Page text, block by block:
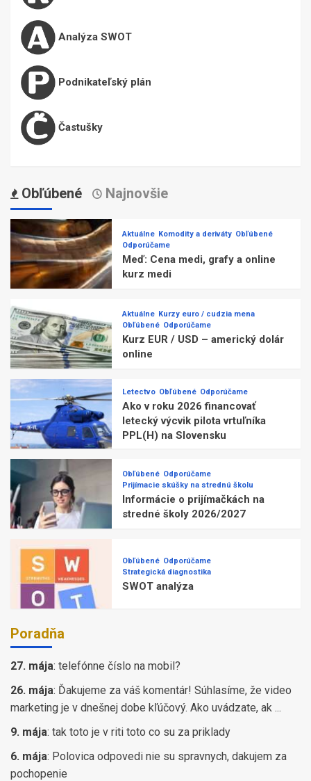
Analýza SWOT
Podnikateľský plán
Častušky
Obľúbené Najnovšie
Aktuálne Komodity a deriváty Obľúbené
Odporúčame
Meď: Cena medi, grafy a online
kurz medi
Aktuálne Kurzy euro / cudzia mena
Obľúbené Odporúčame
Kurz EUR / USD – americký dolár
online
Letectvo Obľúbené Odporúčame
Ako v roku 2026 financovať
letecký výcvik pilota vrtuľníka
PPL(H) na Slovensku
Obľúbené Odporúčame
Prijímacie skúšky na strednú školu
Informácie o prijímačkách na
stredné školy 2026/2027
Obľúbené Odporúčame
Strategická diagnostika
SWOT analýza
Poradňa
27. mája: telefónne číslo na mobil?
26. mája: Ďakujeme za váš komentár! Súhlasíme, že video
marketing je v dnešnej dobe kľúčový. Ako uvádzate, ak ...
9. mája: tak toto je v riti toto co su za priklady
6. mája: Polovica odpovedi nie su spravnych, dakujem za
pochopenie